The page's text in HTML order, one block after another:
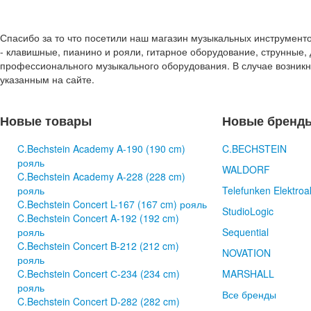
Спасибо за то что посетили наш магазин музыкальных
- клавишные, пианино и рояли, гитарное оборудование,
профессионального музыкального оборудования. В случае
указанным на сайте.
Новые товары
C.Bechstein Academy A-190 (190 cm)
рояль
C.Bechstein Academy A-228 (228 cm)
рояль
C.Bechstein Concert L-167 (167 cm) рояль
C.Bechstein Concert A-192 (192 cm)
рояль
C.Bechstein Concert B-212 (212 cm)
рояль
C.Bechstein Concert С-234 (234 cm)
рояль
C.Bechstein Concert D-282 (282 cm)
Новые
C.BECHSTEIN
WALDORF
Telefunken
StudioLogic
Sequential
NOVATION
MARSHALL
Все бренды